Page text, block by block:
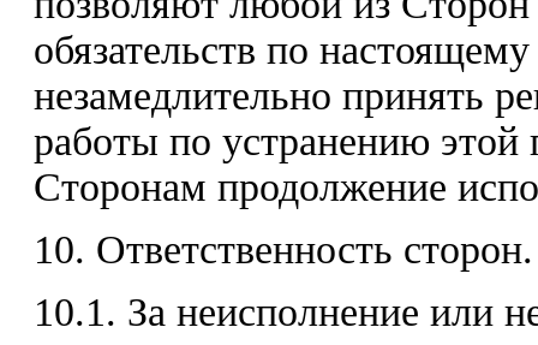
обязательств по
незамедлительно принять
работы по устранению
Сторонам продолжение
10. Ответственность сторон.
10.1. За неисполнение или